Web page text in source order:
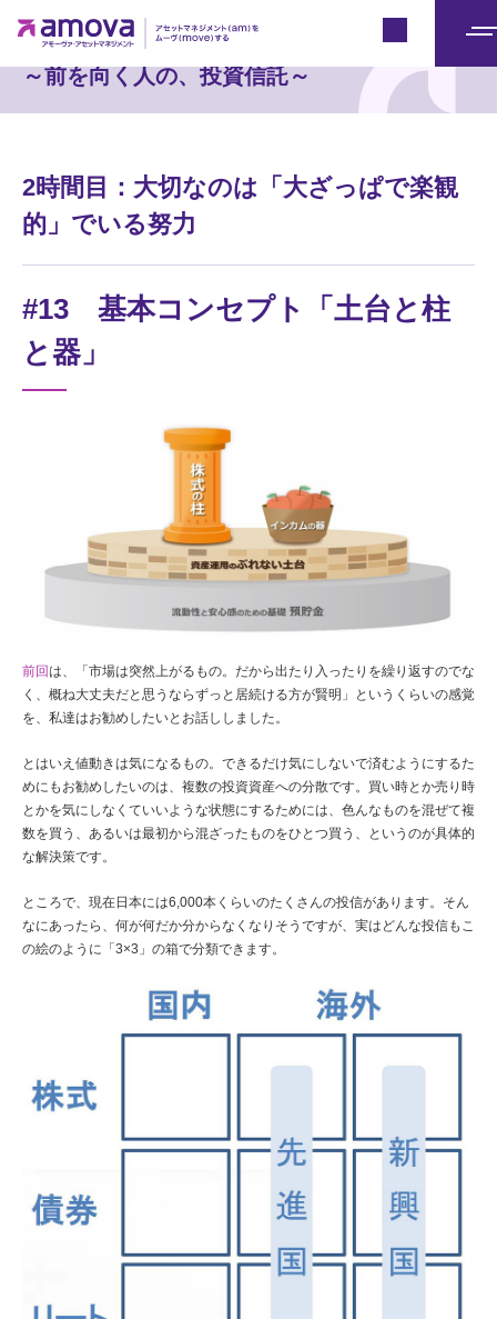
ュ
セミナー実況中継
～前を向く人の、投資信託～
2時間目：大切なのは「大ざっぱで楽観
的」でいる努力
#13 基本コンセプト「土台と柱
と器」
前回は、「市場は突然上がるもの。だから出たり入ったりを繰り返すのでな
く、概ね大丈夫だと思うならずっと居続ける方が賢明」というくらいの感覚
を、私達はお勧めしたいとお話ししました。
とはいえ値動きは気になるもの。できるだけ気にしないで済むようにするた
めにもお勧めしたいのは、複数の投資資産への分散です。買い時とか売り時
とかを気にしなくていいような状態にするためには、色んなものを混ぜて複
数を買う、あるいは最初から混ざったものをひとつ買う、というのが具体的
な解決策です。
ところで、現在日本には6,000本くらいのたくさんの投信があります。そん
なにあったら、何が何だか分からなくなりそうですが、実はどんな投信もこ
の絵のように「3×3」の箱で分類できます。